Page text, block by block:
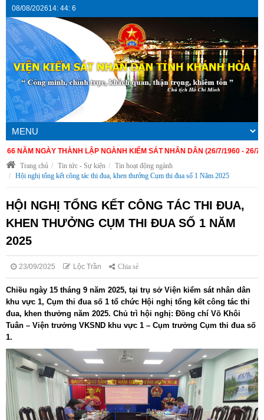
08/08/202614: 44: 7
NGÀY THÀNH LẬP NGÀNH KIỂM SÁT NHÂN DÂN (26/7/1960 - 26/7/2026)
Trang chủ
Tin tức - Sự kiện
Tin hoạt động ngành
Hội nghị tổng kết công tác thi đua, khen thưởng Cụm thi đua số 1 Năm 2025
HỘI NGHỊ TỔNG KẾT CÔNG TÁC THI ĐUA,
KHEN THƯỞNG CỤM THI ĐUA SỐ 1 NĂM
2025
23/09/2025 Lộc Trần Chia sẻ
Chiều ngày 15 tháng 9 năm 2025, tại trụ sở Viện kiểm sát nhân dân
khu vực 1, Cụm thi đua số 1 tổ chức Hội nghị tổng kết công tác thi
đua, khen thưởng năm 2025. Chủ trì hội nghị: Đồng chí Võ Khôi
Tuân – Viện trưởng VKSND khu vực 1 – Cụm trưởng Cụm thi đua số
1.